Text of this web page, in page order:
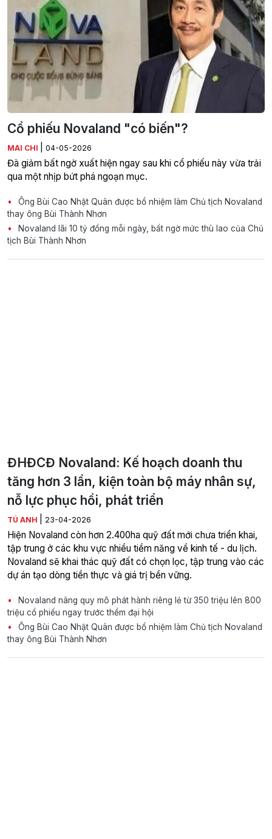
Cổ phiếu Novaland "có biến"?
MAI CHI 04-05-2026
Đà giảm bất ngờ xuất hiện ngay sau khi cổ phiếu này vừa trải
qua một nhịp bứt phá ngoạn mục.
Ông Bùi Cao Nhật Quân được bổ nhiệm làm Chủ tịch Novaland
thay ông Bùi Thành Nhơn
Novaland lãi 10 tỷ đồng mỗi ngày, bất ngờ mức thù lao của Chủ
tịch Bùi Thành Nhơn
ĐHĐCĐ Novaland: Kế hoạch doanh thu
tăng hơn 3 lần, kiện toàn bộ máy nhân sự,
nỗ lực phục hồi, phát triển
TÚ ANH 23-04-2026
Hiện Novaland còn hơn 2.400ha quỹ đất mới chưa triển khai,
tập trung ở các khu vực nhiều tiềm năng về kinh tế - du lịch.
Novaland sẽ khai thác quỹ đất có chọn lọc, tập trung vào các
dự án tạo dòng tiền thực và giá trị bền vững.
Novaland nâng quy mô phát hành riêng lẻ từ 350 triệu lên 800
triệu cổ phiếu ngay trước thềm đại hội
Ông Bùi Cao Nhật Quân được bổ nhiệm làm Chủ tịch Novaland
thay ông Bùi Thành Nhơn